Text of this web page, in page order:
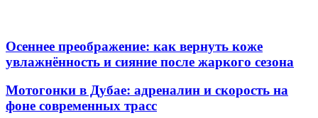
Осеннее преображение: как вернуть коже
увлажнённость и сияние после жаркого сезона
Мотогонки в Дубае: адреналин и скорость на
фоне современных трасс